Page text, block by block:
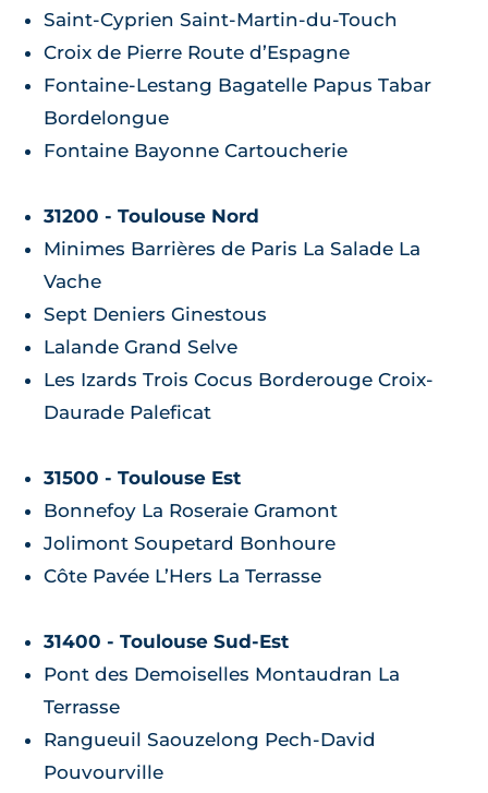
Saint-Cyprien Saint-Martin-du-Touch
Croix de Pierre Route d’Espagne
Fontaine-Lestang Bagatelle Papus Tabar
Bordelongue
Fontaine Bayonne Cartoucherie
31200 - Toulouse Nord
Minimes Barrières de Paris La Salade La
Vache
Sept Deniers Ginestous
Lalande Grand Selve
Les Izards Trois Cocus Borderouge Croix-
Daurade Paleficat
31500 - Toulouse Est
Bonnefoy La Roseraie Gramont
Jolimont Soupetard Bonhoure
Côte Pavée L’Hers La Terrasse
31400 - Toulouse Sud-Est
Pont des Demoiselles Montaudran La
Terrasse
Rangueuil Saouzelong Pech-David
Pouvourville